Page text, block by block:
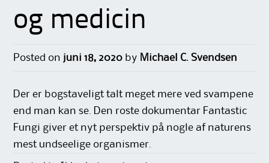
og medicin
Posted on juni 18, 2020 by Michael C. Svendsen
Der er bogstaveligt talt meget mere ved svampene
end man kan se. Den roste dokumentar Fantastic
Fungi giver et nyt perspektiv på nogle af naturens
mest undseelige organismer.